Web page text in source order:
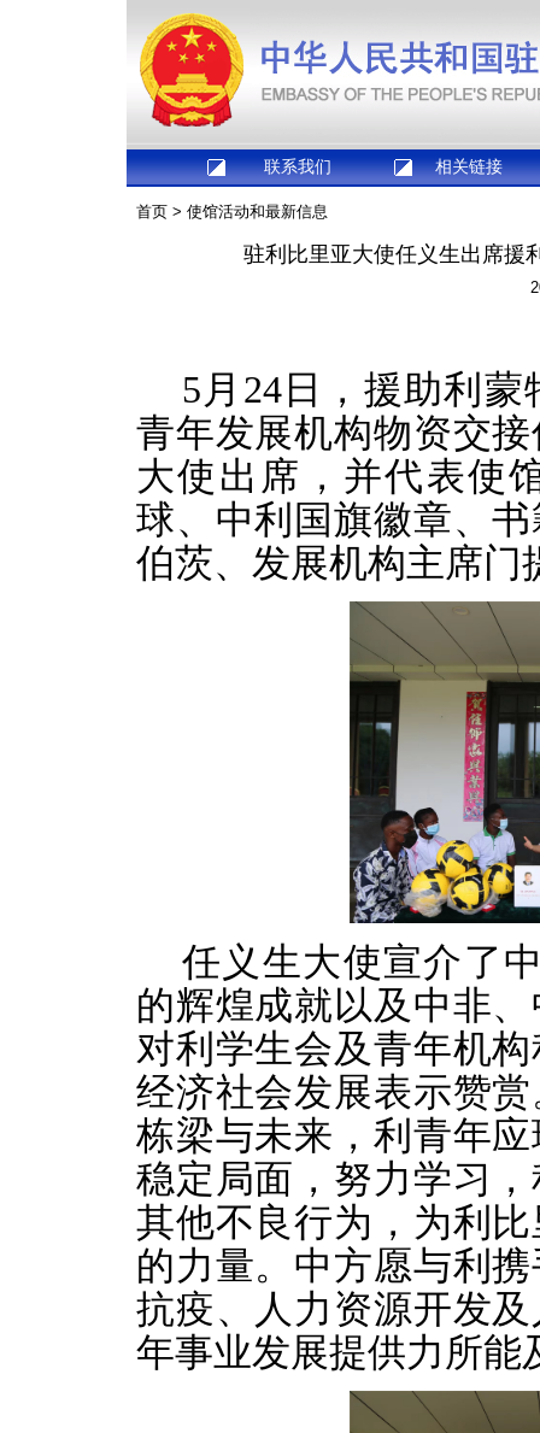
联系我们 相关链接
首页 > 使馆活动和最新信息
驻利比里亚大使任义生出席援
5月24日，援助利
青年发展机构物资交
大使出席，并代表使
球、中利国旗徽章、
伯茨、发展机构主席门
任义生大使宣介了
的辉煌成就以及中非
对利学生会及青年机
经济社会发展表示赞
栋梁与未来，利青年
稳定局面，努力学习
其他不良行为，为利
的力量。中方愿与利
抗疫、人力资源开发
年事业发展提供力所能